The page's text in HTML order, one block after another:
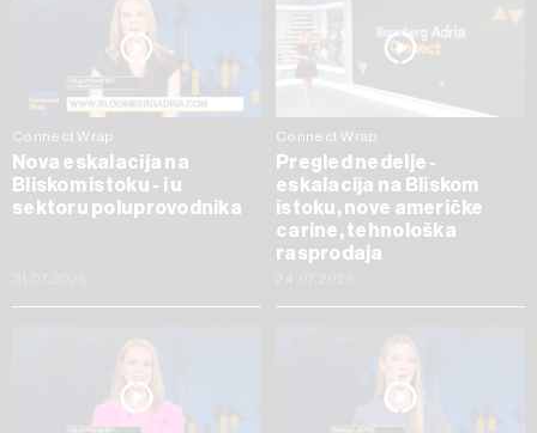
Connect Wrap
Nova eskalacija na
Bliskom istoku - i u
sektoru poluprovodnika
Connect Wrap
Pregled nedelje -
eskalacija na Bliskom
istoku, nove američke
carine, tehnološka
rasprodaja